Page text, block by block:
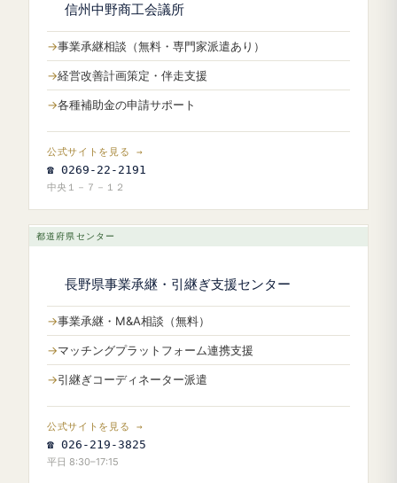
信州中野商工会議所
事業承継相談（無料・専門家派遣あり）
経営改善計画策定・伴走支援
各種補助金の申請サポート
公式サイトを見る →
☎ 0269-22-2191
中央１－７－１２
都道府県センター
長野県事業承継・引継ぎ支援センター
事業承継・M&A相談（無料）
マッチングプラットフォーム連携支援
引継ぎコーディネーター派遣
公式サイトを見る →
☎ 026-219-3825
平日 8:30–17:15